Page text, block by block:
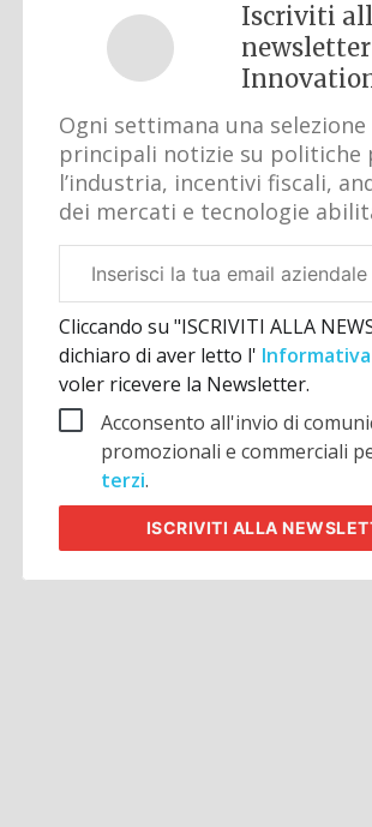
Iscriviti
Ogni settimana una selezione
principali notizie su politiche
l’industria, incentivi fiscali,
dei mercati e tecnologie
aziendale
Cliccando su "ISCRIVITI ALLA
dichiaro di aver letto l'
voler ricevere la Newsletter.
Acconsento all'invio di
promozionali e commerciali
terzi.
ISCRIVITI ALLA